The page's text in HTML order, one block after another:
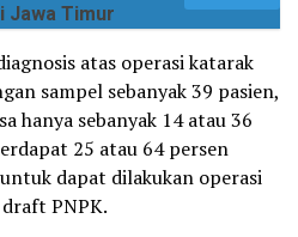
Jawa Timur
atas operasi katarak
sampel sebanyak 39 pasien,
hanya sebanyak 14 atau 36
25 atau 64 persen
dapat dilakukan operasi
PNPK.